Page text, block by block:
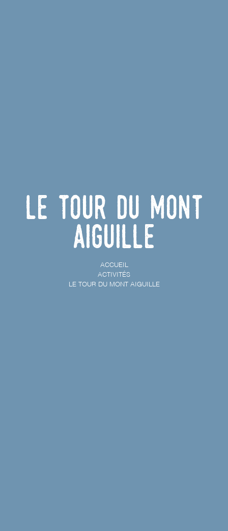
Le Tour du Mont
Aiguille
ACCUEIL
ACTIVITÉS
LE TOUR DU MONT AIGUILLE